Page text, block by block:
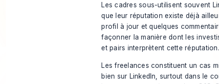
Les cadres sous-utilisent souvent
que leur réputation existe déjà
profil à jour et quelques
façonner la manière dont les
et pairs interprètent cette réputation.
Les freelances constituent un cas
bien sur LinkedIn, surtout dans le